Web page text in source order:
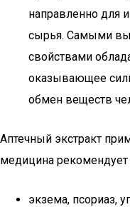
направленно для
сырья. Самыми
свойствами
оказывающее
обмен веществ
Аптечный экстракт
медицина рекомендует
экзема, псориаз,